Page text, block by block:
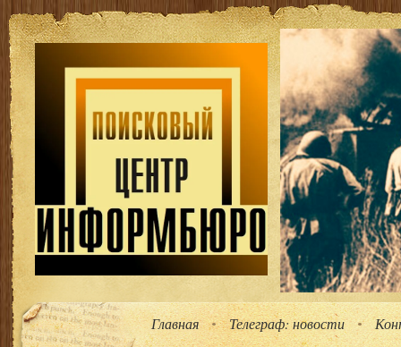
Главная Телеграф: новости